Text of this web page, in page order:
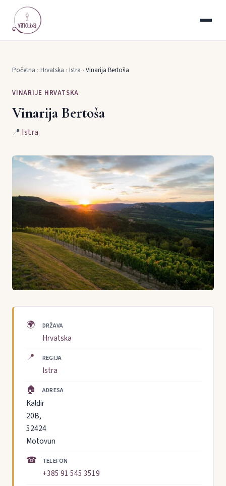
Početna › Hrvatska › Istra › Vinarija Bertoša
VINARIJE HRVATSKA
Vinarija Bertoša
📍 Istra
🌍 DRŽAVA
Hrvatska
📍 REGIJA
Istra
🏠 ADRESA
Kaldir
20B,
52424
Motovun
☎ TELEFON
+385 91 545 3519